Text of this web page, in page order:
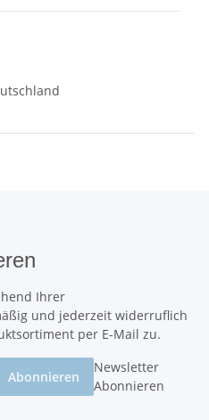
Ihrer
und jederzeit widerruflich
per E-Mail zu.
Abonnieren
Newsletter
Abonnieren